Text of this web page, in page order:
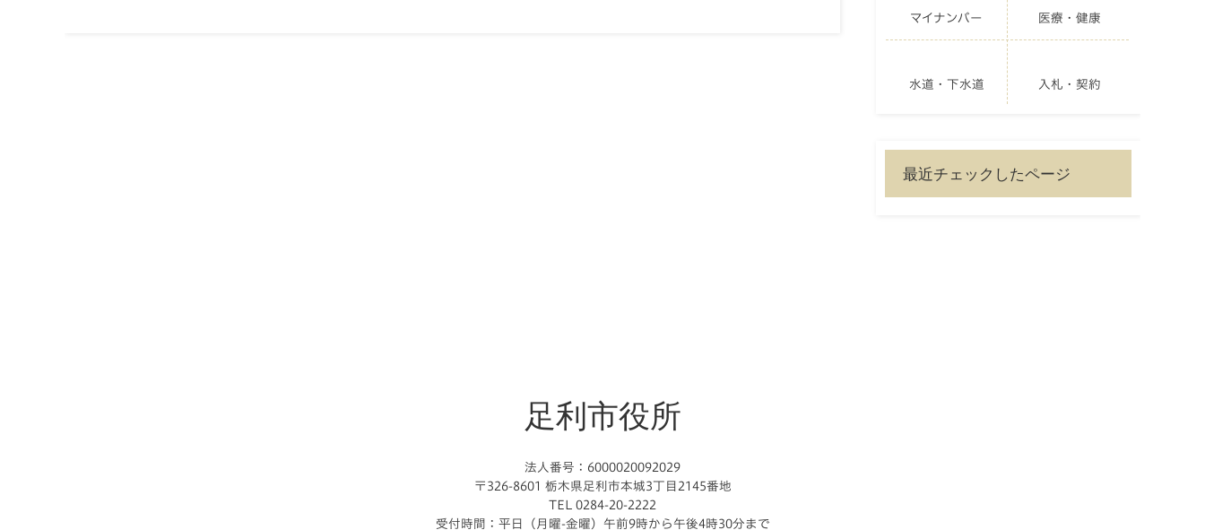
マイナンバー 医療・健康
水道・下水道 入札・契約
最近チェックしたページ
足利市役所
法人番号：6000020092029
〒326-8601 栃木県足利市本城3丁目2145番地
TEL 0284-20-2222
受付時間：平日（月曜-金曜）午前9時から午後4時30分まで